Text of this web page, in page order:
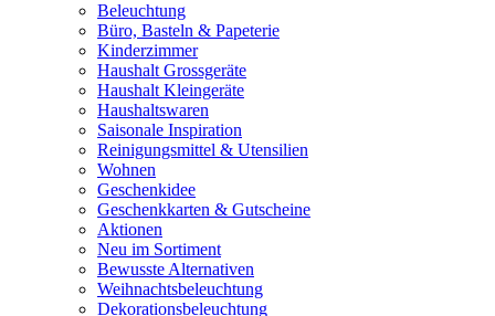
Beleuchtung
Büro, Basteln & Papeterie
Kinderzimmer
Haushalt Grossgeräte
Haushalt Kleingeräte
Haushaltswaren
Saisonale Inspiration
Reinigungsmittel & Utensilien
Wohnen
Geschenkidee
Geschenkkarten & Gutscheine
Aktionen
Neu im Sortiment
Bewusste Alternativen
Weihnachtsbeleuchtung
Dekorationsbeleuchtung